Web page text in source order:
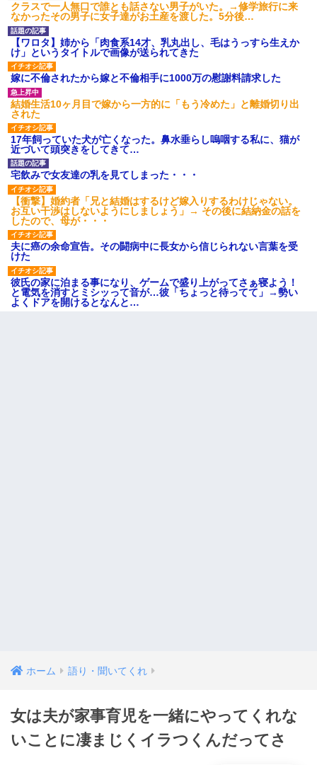
クラスで一人無口で誰とも話さない男子がいた。→修学旅行に来
なかったその男子に女子達がお土産を渡した。5分後…
【ワロタ】姉から「肉食系14才、乳丸出し、毛はうっすら生えか
け」というタイトルで画像が送られてきた
嫁に不倫されたから嫁と不倫相手に1000万の慰謝料請求した
結婚生活10ヶ月目で嫁から一方的に「もう冷めた」と離婚切り出
された
17年飼っていた犬が亡くなった。鼻水垂らし嗚咽する私に、猫が
近づいて頭突きをしてきて…
宅飲みで女友達の乳を見てしまった・・・
【衝撃】婚約者「兄と結婚はするけど嫁入りするわけじゃない。
お互い干渉はしないようにしましょう」→ その後に結納金の話を
したので、母が・・・
夫に癌の余命宣告。その闘病中に長女から信じられない言葉を受
けた
彼氏の家に泊まる事になり、ゲームで盛り上がってさぁ寝よう！
と電気を消すとミシッって音が…彼「ちょっと待ってて」→勢い
よくドアを開けるとなんと…
ホーム 語り・聞いてくれ
女は夫が家事育児を一緒にやってくれな
いことに凄まじくイラつくんだってさ